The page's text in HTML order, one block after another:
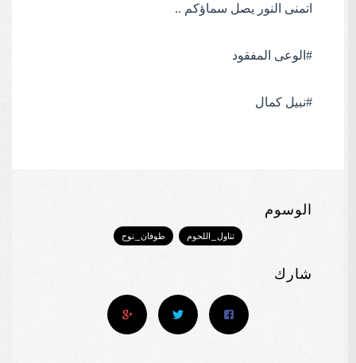
اتمنى النور يصل سماؤكم ..
#الوعىالمفقود
#نبيلكمال
الوسوم
تناول_اللحوم طوفان_نوح
شارك